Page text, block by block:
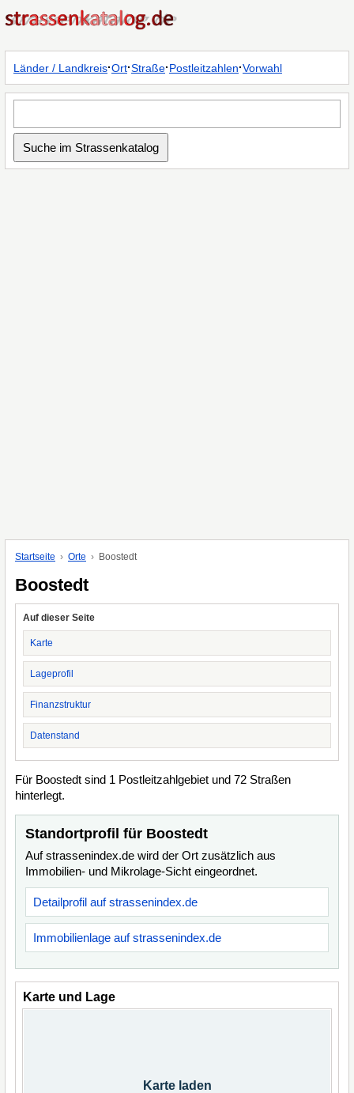
Länder / Landkreis·Ort·Straße·Postleitzahlen·Vorwahl
Startseite Orte Boostedt
Boostedt
Auf dieser Seite
Karte
Lageprofil
Finanzstruktur
Datenstand
Für Boostedt sind 1 Postleitzahlgebiet und 72 Straßen
hinterlegt.
Standortprofil für Boostedt
Auf strassenindex.de wird der Ort zusätzlich aus
Immobilien- und Mikrolage-Sicht eingeordnet.
Detailprofil auf strassenindex.de
Immobilienlage auf strassenindex.de
Karte und Lage
Karte laden